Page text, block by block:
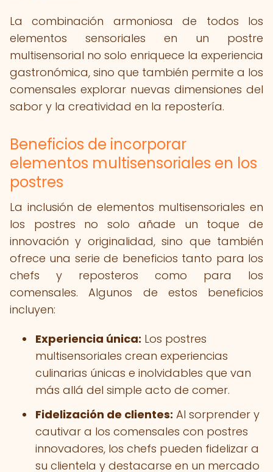
La combinación armoniosa de todos los
elementos sensoriales en un postre
multisensorial no solo enriquece la experiencia
gastronómica, sino que también permite a los
comensales explorar nuevas dimensiones del
sabor y la creatividad en la repostería.
Beneficios de incorporar
elementos multisensoriales en los
postres
La inclusión de elementos multisensoriales en
los postres no solo añade un toque de
innovación y originalidad, sino que también
ofrece una serie de beneficios tanto para los
chefs y reposteros como para los
comensales. Algunos de estos beneficios
incluyen:
Experiencia única: Los postres
multisensoriales crean experiencias
culinarias únicas e inolvidables que van
más allá del simple acto de comer.
Fidelización de clientes: Al sorprender y
cautivar a los comensales con postres
innovadores, los chefs pueden fidelizar a
su clientela y destacarse en un mercado